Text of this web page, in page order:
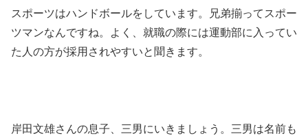
スポーツはハンドボールをしています。兄弟揃ってスポー
ツマンなんですね。よく、就職の際には運動部に入ってい
た人の方が採用されやすいと聞きます。
岸田文雄さんの息子、三男にいきましょう。三男は名前も